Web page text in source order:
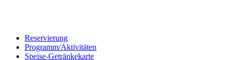
Reservierung
Programm/Aktivitäten
Speise-Getränkekarte